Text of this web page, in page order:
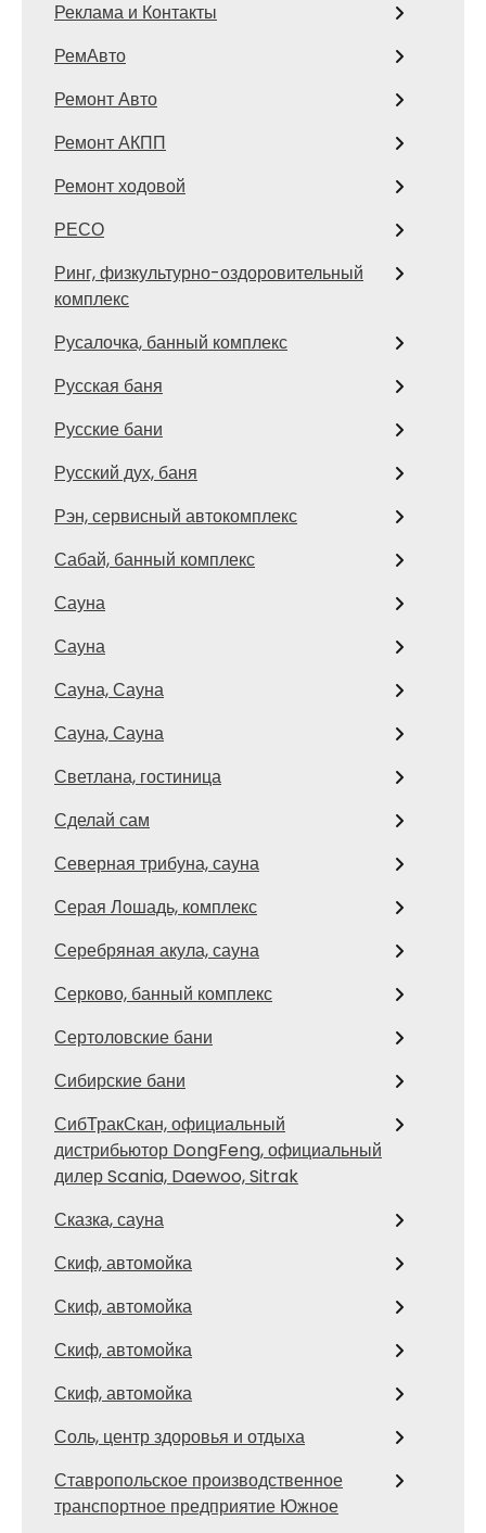
Реклама и Контакты
РемАвто
Ремонт Авто
Ремонт АКПП
Ремонт ходовой
РЕСО
Ринг, физкультурно-оздоровительный
комплекс
Русалочка, банный комплекс
Русская баня
Русские бани
Русский дух, баня
Рэн, сервисный автокомплекс
Сабай, банный комплекс
Сауна
Сауна
Сауна, Сауна
Сауна, Сауна
Светлана, гостиница
Сделай сам
Северная трибуна, сауна
Серая Лошадь, комплекс
Серебряная акула, сауна
Серково, банный комплекс
Сертоловские бани
Сибирские бани
СибТракСкан, официальный
дистрибьютор DongFeng, официальный
дилер Scania, Daewoo, Sitrak
Сказка, сауна
Скиф, автомойка
Скиф, автомойка
Скиф, автомойка
Скиф, автомойка
Соль, центр здоровья и отдыха
Ставропольское производственное
транспортное предприятие Южное